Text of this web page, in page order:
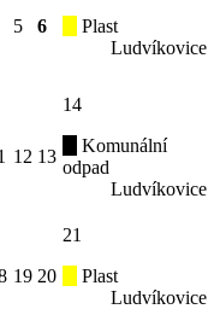
5 6
Plast
Ludvíkovice
12 13
14
Komunální
odpad
Ludvíkovice
19 20
21
Plast
Ludvíkovice